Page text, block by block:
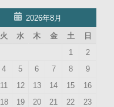
2026年8月
火 水 木 金 土
日
1
2
4 5 6 7 8
9
11 12 13 14 15
16
18 19 20 21 22
23